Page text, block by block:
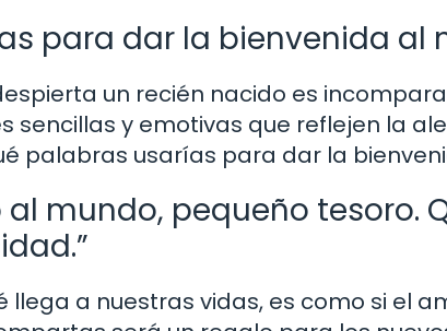
para dar la bienvenida al
un recién nacido es
sencillas y emotivas que reflejen la
palabras usarías para dar la
al mundo, pequeño tesoro.
llega a nuestras vidas, es como si el